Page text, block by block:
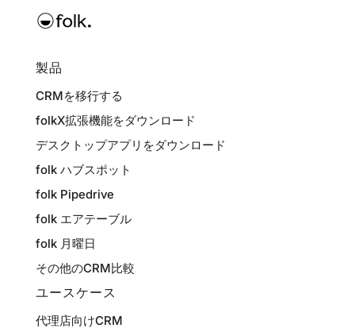
製品
CRMを移行する
folkX拡張機能をダウンロード
デスクトップアプリをダウンロード
folk ハブスポット
folk Pipedrive
folk エアテーブル
folk 月曜日
その他のCRM比較
ユースケース
代理店向けCRM